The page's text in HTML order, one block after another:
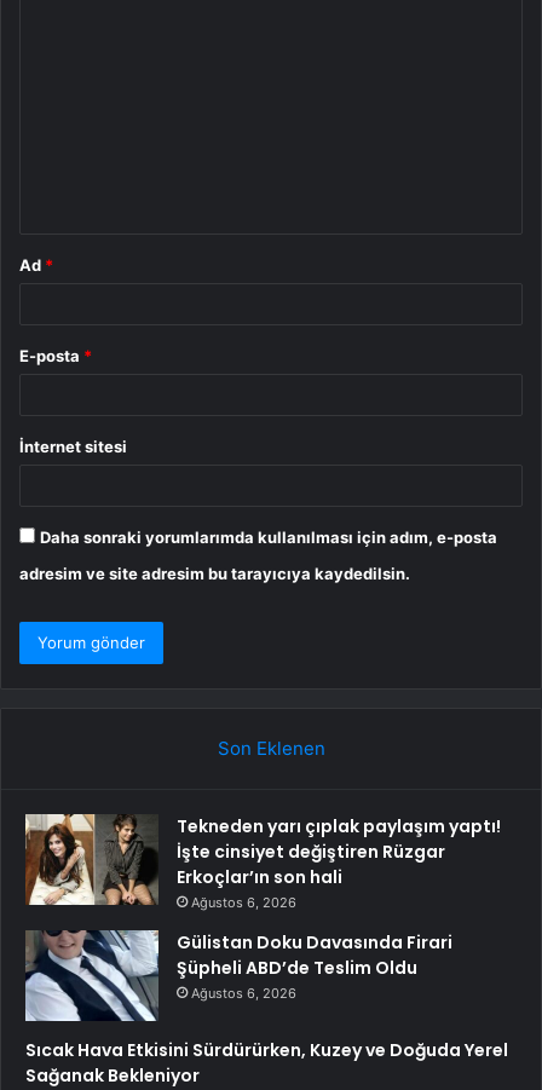
Ad *
E-posta *
İnternet sitesi
Daha sonraki yorumlarımda kullanılması için adım, e-posta
adresim ve site adresim bu tarayıcıya kaydedilsin.
Son Eklenen
Tekneden yarı çıplak paylaşım yaptı!
İşte cinsiyet değiştiren Rüzgar
Erkoçlar’ın son hali
Ağustos 6, 2026
Gülistan Doku Davasında Firari
Şüpheli ABD’de Teslim Oldu
Ağustos 6, 2026
Sıcak Hava Etkisini Sürdürürken, Kuzey ve Doğuda Yerel
Sağanak Bekleniyor